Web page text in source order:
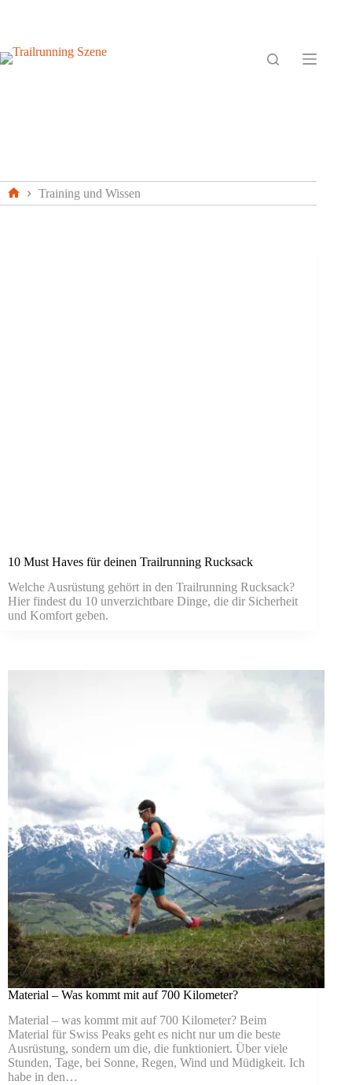
Home
Training und Wissen
10 Must Haves für deinen Trailrunning Rucksack
Welche Ausrüstung gehört in den Trailrunning Rucksack?
Hier findest du 10 unverzichtbare Dinge, die dir Sicherheit
und Komfort geben.
Material – Was kommt mit auf 700 Kilometer?
Material – was kommt mit auf 700 Kilometer? Beim
Material für Swiss Peaks geht es nicht nur um die beste
Ausrüstung, sondern um die, die funktioniert. Über viele
Stunden, Tage, bei Sonne, Regen, Wind und Müdigkeit. Ich
habe in den…